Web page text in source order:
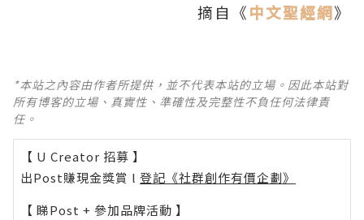
摘自《中文聖經網》
*本站之內容由作者所提供，並不代表本站的立場。因此本站對
所有博客的立場、真實性、準確性及完整性不負任何法律責
任。
【 U Creator 招募 】
出Post賺現金獎賞 l 登記《社群創作有價企劃》
【 睇Post + 參加品牌活動 】